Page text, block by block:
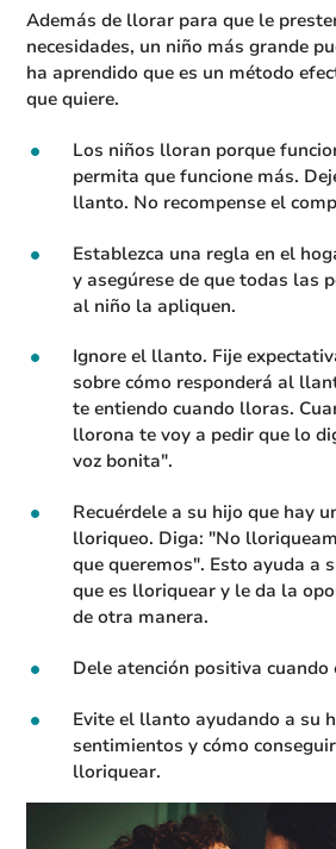
Además de llorar para que le
necesidades, un niño más grande
ha aprendido que es un método
que quiere.
Los niños lloran porque
permita que funcione más.
llanto. No recompense el
Establezca una regla en el
y asegúrese de que todas las
al niño la apliquen.
Ignore el llanto. Fije
sobre cómo responderá al
te entiendo cuando lloras.
llorona te voy a pedir que lo
voz bonita".
Recuérdele a su hijo que hay
lloriqueo. Diga: "No
que queremos". Esto ayuda a
que es lloriquear y le da la
de otra manera.
Dele atención positiva
Evite el llanto ayudando a su
sentimientos y cómo
lloriquear.